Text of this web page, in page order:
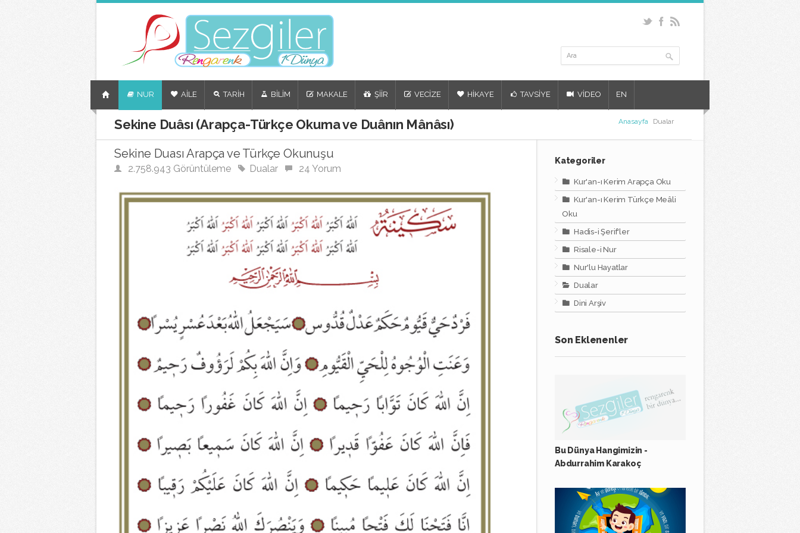
NUR AİLE TARİH BİLİM MAKALE ŞİİR VECİZE HİKAYE TAVSİYE VİDEO EN
Sekine Duâsı (Arapça-Türkçe Okuma ve Duânın Mânâsı) Anasayfa Dualar
Sekine Duası Arapça ve Türkçe Okunuşu
2.758.943 Görüntüleme Dualar 24 Yorum
Kategoriler
Kur'an-ı Kerim Arapça Oku
Kur'an-ı Kerim Türkçe Meâli
Oku
Hadis-i Şerif'ler
Risale-i Nur
Nur'lu Hayatlar
Dualar
Dini Arşiv
Son Eklenenler
Bu Dünya Hangimizin -
Abdurrahim Karakoç